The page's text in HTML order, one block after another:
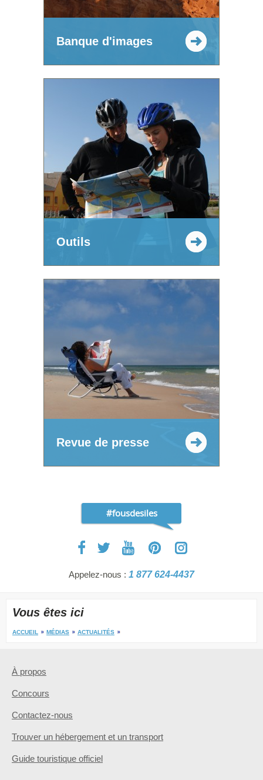
Banque d'images
Outils
Revue de presse
#fousdesiles
Appelez-nous : 1 877 624-4437
Vous êtes ici
ACCUEIL MÉDIAS ACTUALITÉS
À propos
Concours
Contactez-nous
Trouver un hébergement et un transport
Guide touristique officiel